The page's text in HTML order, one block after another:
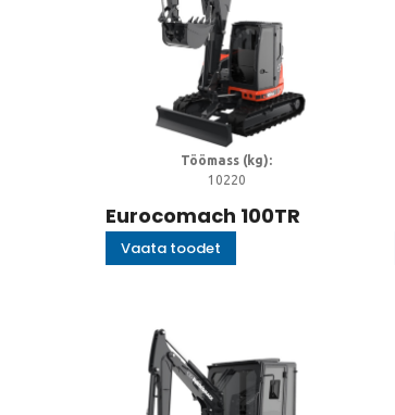
Töömass (kg):
10220
Eurocomach 100TR
Vaata toodet